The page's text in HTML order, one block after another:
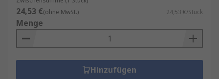
24,53 €(ohne MwSt.) 24,53 €/Stück
Menge
Hinzufügen